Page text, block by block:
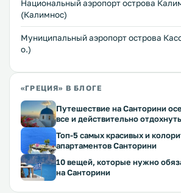
Национальный аэропорт острова
(Калимнос)
Муниципальный аэропорт острова
о.)
«ГРЕЦИЯ» В БЛОГЕ
Путешествие на Санторини
все и действительно отдохнуть
Топ-5 самых красивых и
апартаментов Санторини
10 вещей, которые нужно
на Санторини